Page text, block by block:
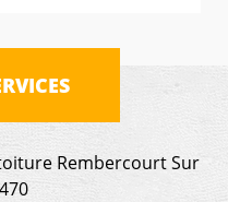
Rembercourt Sur